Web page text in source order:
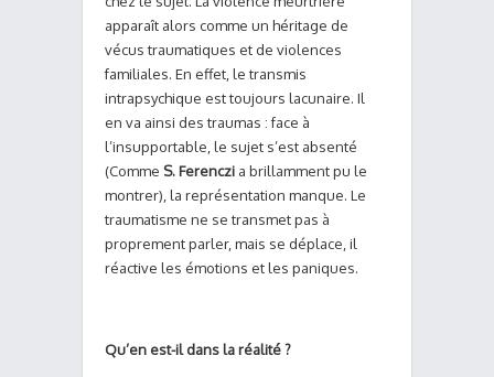
apparaît alors comme un héritage de
vécus traumatiques et de violences
familiales. En effet, le transmis
intrapsychique est toujours lacunaire. Il
en va ainsi des traumas : face à
l’insupportable, le sujet s’est absenté
(Comme S. Ferenczi a brillamment pu le
montrer), la représentation manque. Le
traumatisme ne se transmet pas à
proprement parler, mais se déplace, il
réactive les émotions et les paniques.
Qu’en est-il dans la réalité ?